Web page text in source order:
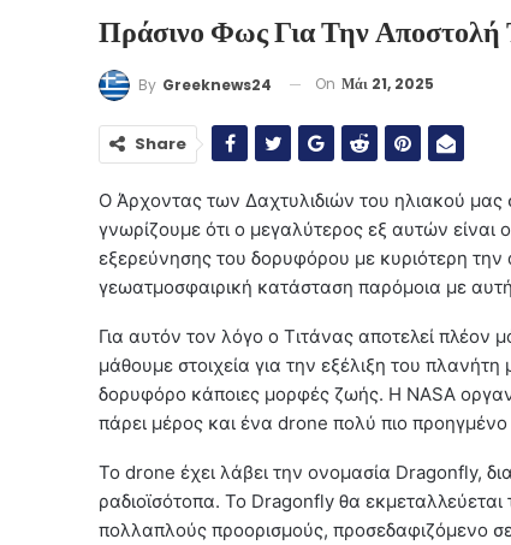
Πράσινο Φως Για Την Αποστολή
By Greeknews24 On Μάι 21, 2025
Share
Ο Άρχοντας των Δαχτυλιδιών του ηλιακού μας
γνωρίζουμε ότι ο μεγαλύτερος εξ αυτών είναι
εξερεύνησης του δορυφόρου με κυριότερη
γεωατμοσφαιρική κατάσταση παρόμοια με αυτή
Για αυτόν τον λόγο ο Τιτάνας αποτελεί
μάθουμε στοιχεία για την εξέλιξη του
δορυφόρο κάποιες μορφές ζωής. Η NASA
πάρει μέρος και ένα drone πολύ πιο
To drone έχει λάβει την ονομασία Dragonfly,
ραδιοϊσότοπα. Το Dragonfly θα
πολλαπλούς προορισμούς, προσεδαφιζόμενο